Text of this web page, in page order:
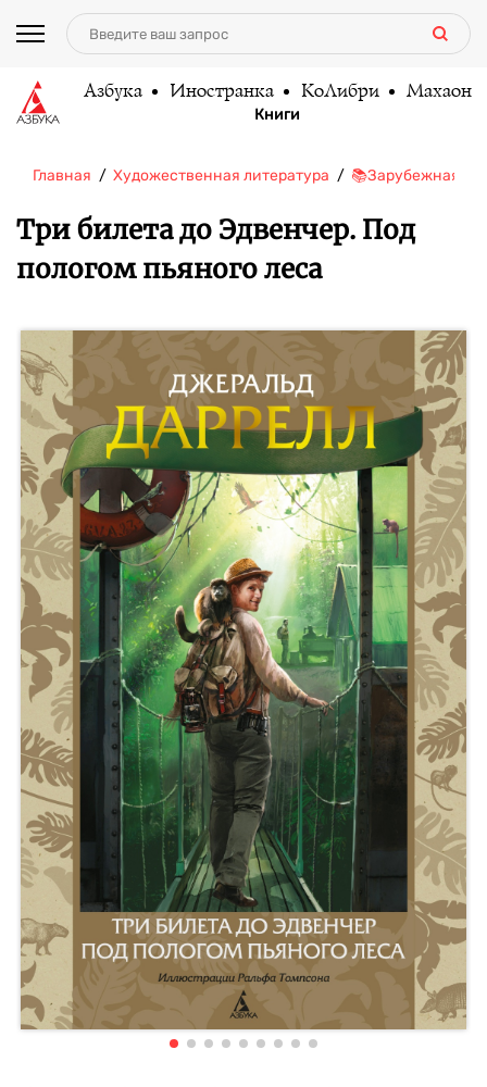
Азбука Иностранка КоЛибри Махаон
Книги
Главная Художественная литература 📚Зарубежная
Три билета до Эдвенчер. Под
пологом пьяного леса